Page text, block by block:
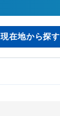
現在地から探す